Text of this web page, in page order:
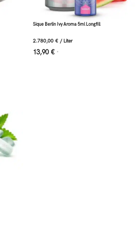
Sique Berlin Ivy Aroma 5ml Longfill
2.780,00 € / Liter
13,90 € *